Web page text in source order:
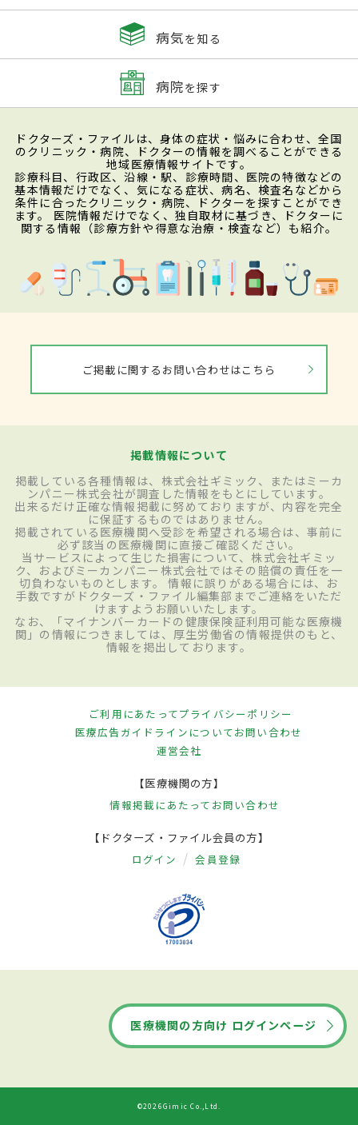
病気を知る
病院を探す
ドクターズ・ファイルは、身体の症状・悩みに合わせ、全国
のクリニック・病院、ドクターの情報を調べることができる
地域医療情報サイトです。
診療科目、行政区、沿線・駅、診療時間、医院の特徴などの
基本情報だけでなく、気になる症状、病名、検査名などから
条件に合ったクリニック・病院、ドクターを探すことができ
ます。 医院情報だけでなく、独自取材に基づき、ドクターに
関する情報（診療方針や得意な治療・検査など）も紹介。
ご掲載に関するお問い合わせはこちら
掲載情報について
掲載している各種情報は、株式会社ギミック、またはミーカ
ンパニー株式会社が調査した情報をもとにしています。
出来るだけ正確な情報掲載に努めておりますが、内容を完全
に保証するものではありません。
掲載されている医療機関へ受診を希望される場合は、事前に
必ず該当の医療機関に直接ご確認ください。
当サービスによって生じた損害について、株式会社ギミッ
ク、およびミーカンパニー株式会社ではその賠償の責任を一
切負わないものとします。 情報に誤りがある場合には、お
手数ですがドクターズ・ファイル編集部までご連絡をいただ
けますようお願いいたします。
なお、「マイナンバーカードの健康保険証利用可能な医療機
関」の情報につきましては、厚生労働省の情報提供のもと、
情報を掲出しております。
ご利用にあたってプライバシーポリシー
医療広告ガイドラインについてお問い合わせ
運営会社
【医療機関の方】
情報掲載にあたって お問い合わせ
【ドクターズ・ファイル会員の方】
ログイン 会員登録
医療機関の方向け ログインページ
©2026Gimic Co.,Ltd.